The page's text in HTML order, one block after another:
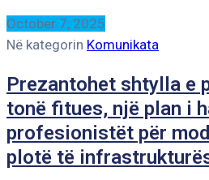
October 7, 2025
Në kategorin Komunikata
Prezantohet shtylla e
tonë fitues, një plan i
profesionistët për
plotë të